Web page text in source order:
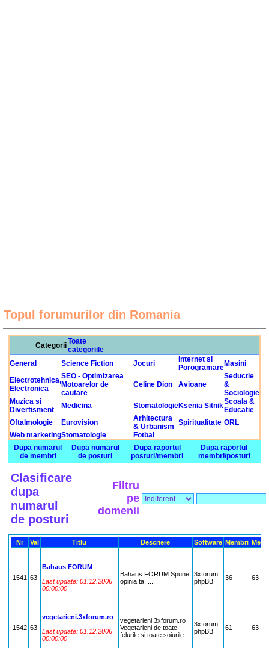
Topul forumurilor din Romania
CategoriiToate
categoriile
General
Science Fiction Jocuri
Internet si
PorogramareMasini
Electrotehnica,
Electronica
SEO - Optimizarea
Motoarelor de
cautare
Celine Dion Avioane
Seductie
&
Sociologie
Muzica si
Divertisment
Medicina StomatologieKsenia SitnikScoala &
Educatie
Oftalmologie
Eurovision
Arhitectura
& Urbanism Spiritualitate ORL
Web marketingStomatologie
Fotbal
Dupa numarul
de membri
Dupa numarul
de posturi
Dupa raportul
posturi/membri
Dupa raportul
membri/posturi
Clasificare
dupa
numarul
de posturi
Filtru
pe
domenii
Nr Val Titlu Descriere Software Membri
1541 63
Bahaus FORUM
Last update: 01.12.2006
00:00:00
Bahaus FORUM Spune
opinia ta ......
3xforum
phpBB
36 63
1542 63
vegetarieni.3xforum.ro
Last update: 01.12.2006
00:00:00
vegetarieni.3xforum.ro
Vegetarieni de toate
felurile si toate soiurile
3xforum
phpBB
61 63